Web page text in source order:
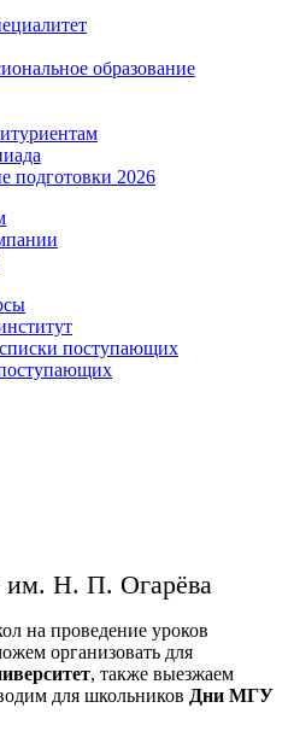
образование
подготовки 2026
поступающих
Н. П. Огарёва
на проведение уроков
организовать для
, также выезжаем
для школьников Дни МГУ